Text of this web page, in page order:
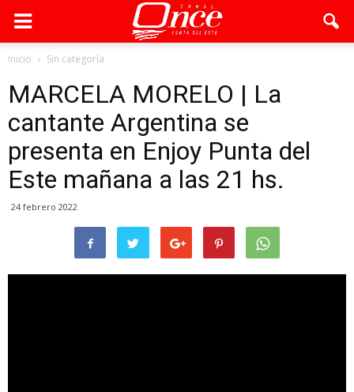
Inicio Sin categoría
MARCELA MORELO | La
cantante Argentina se
presenta en Enjoy Punta del
Este mañana a las 21 hs.
24 febrero 2022